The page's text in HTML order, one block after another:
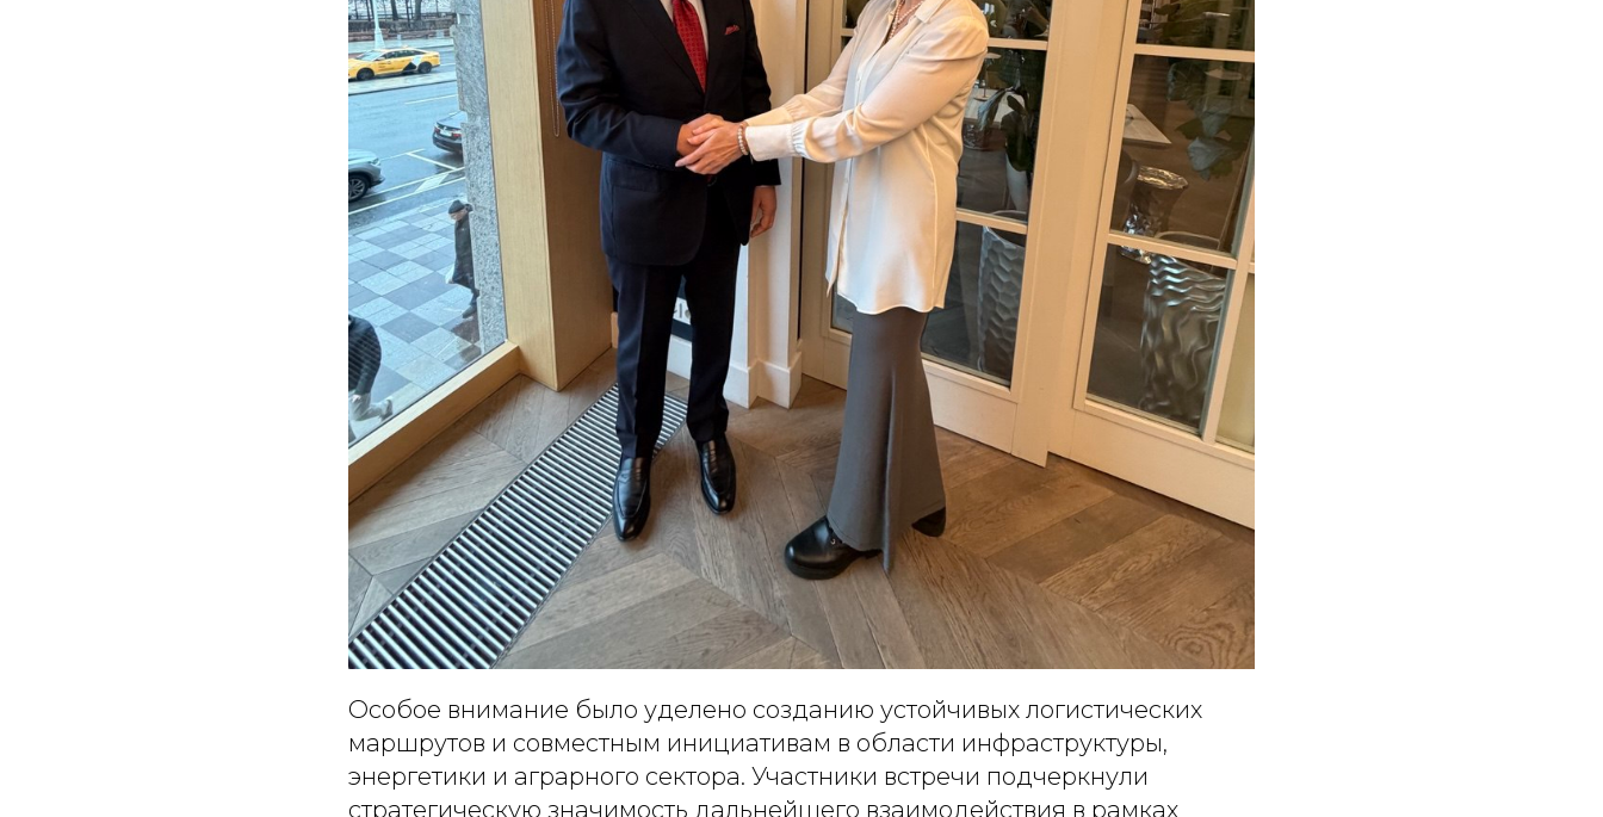
Особое внимание было уделено созданию устойчивых логистических
маршрутов и совместным инициативам в области инфраструктуры,
энергетики и аграрного сектора. Участники встречи подчеркнули
стратегическую значимость дальнейшего взаимодействия в рамках